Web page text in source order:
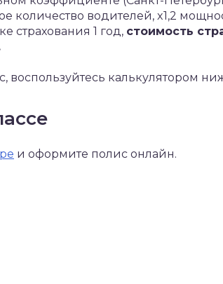
количество водителей, x1,2
страхования 1 год, стоимость
воспользуйтесь калькулятором
и оформите полис онлайн.